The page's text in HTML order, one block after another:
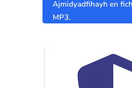
Ajmidyadfihayh en
MP3.